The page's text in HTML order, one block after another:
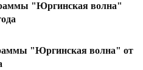
"Юргинская волна"
"Юргинская волна" от